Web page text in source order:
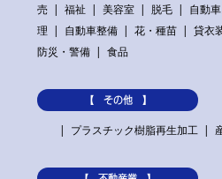
売
福祉 美容室 脱毛 自動
理
自動車整備 花・種苗 貸衣
防災・警備
食品
【 その他 】
プラスチック樹脂再生加工